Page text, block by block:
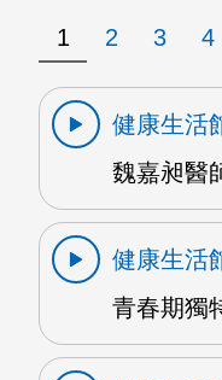
1 2 3 4
健康生活
魏嘉昶醫
健康生活
青春期獨